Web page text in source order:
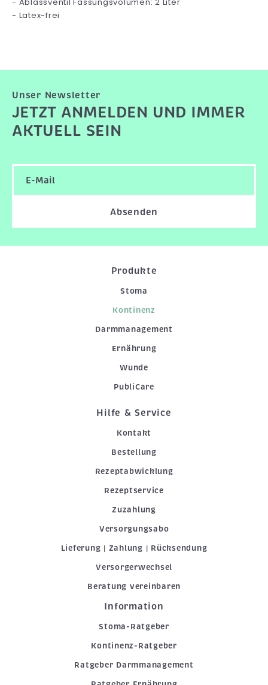
- Latex-frei
Unser Newsletter
JETZT ANMELDEN UND IMMER
AKTUELL SEIN
Absenden
Produkte
Stoma
Kontinenz
Darmmanagement
Ernährung
Wunde
PubliCare
Hilfe & Service
Kontakt
Bestellung
Rezeptabwicklung
Rezeptservice
Zuzahlung
Versorgungsabo
Lieferung | Zahlung | Rücksendung
Versorgerwechsel
Beratung vereinbaren
Information
Stoma-Ratgeber
Kontinenz-Ratgeber
Ratgeber Darmmanagement